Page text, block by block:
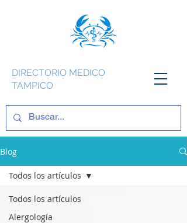
DIRECTORIO MEDICO
TAMPICO
Blog
Todos los artículos
Alergología
Todos los artículos